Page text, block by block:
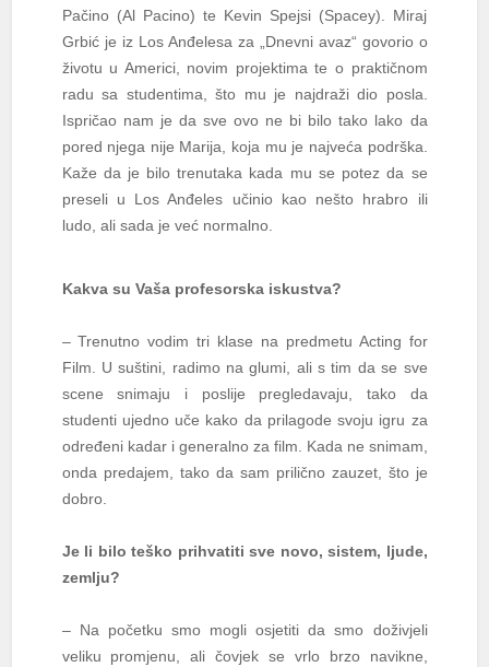
Pačino (Al Pacino) te Kevin Spejsi (Spacey). Miraj
Grbić je iz Los Anđelesa za „Dnevni avaz“ govorio o
životu u Americi, novim projektima te o praktičnom
radu sa studentima, što mu je najdraži dio posla.
Ispričao nam je da sve ovo ne bi bilo tako lako da
pored njega nije Marija, koja mu je najveća podrška.
Kaže da je bilo trenutaka kada mu se potez da se
preseli u Los Anđeles učinio kao nešto hrabro ili
ludo, ali sada je već normalno.
Kakva su Vaša profesorska iskustva?
– Trenutno vodim tri klase na predmetu Acting for
Film. U suštini, radimo na glumi, ali s tim da se sve
scene snimaju i poslije pregledavaju, tako da
studenti ujedno uče kako da prilagode svoju igru za
određeni kadar i generalno za film. Kada ne snimam,
onda predajem, tako da sam prilično zauzet, što je
dobro.
Je li bilo teško prihvatiti sve novo, sistem, ljude,
zemlju?
– Na početku smo mogli osjetiti da smo doživjeli
veliku promjenu, ali čovjek se vrlo brzo navikne,